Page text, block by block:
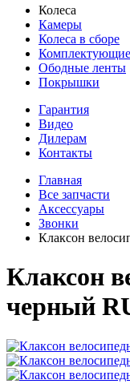
Колеса
Камеры
Колеса в сборе
Комплектующие
Ободные ленты
Покрышки
Гарантия
Видео
Дилерам
Контакты
Главная
Все запчасти
Аксессуары
Звонки
Клаксон
Клаксон
черный